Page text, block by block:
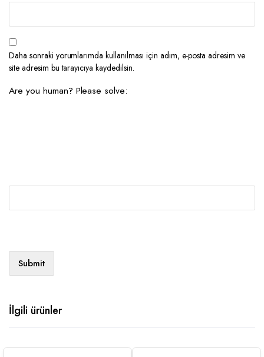
Daha sonraki yorumlarımda kullanılması için adım, e-posta adresim ve
site adresim bu tarayıcıya kaydedilsin.
Are you human? Please solve:
İlgili ürünler